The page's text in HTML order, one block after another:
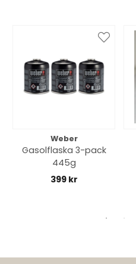
Weber
Gasolflaska 3-pack
445g
399 kr